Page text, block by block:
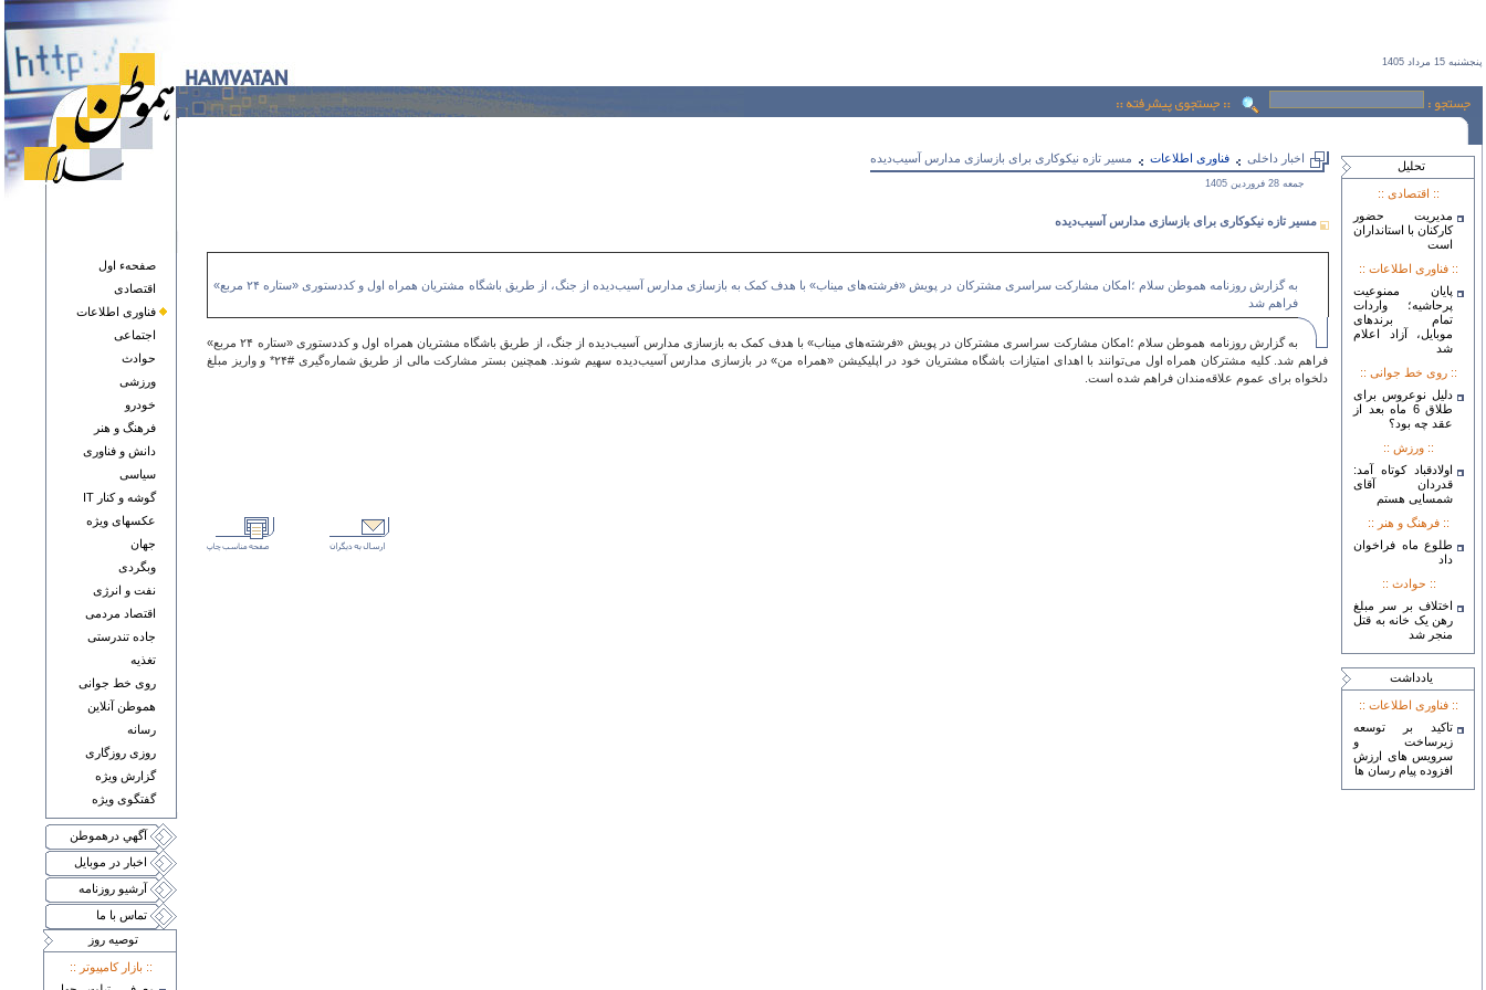
پنجشنبه 15 مرداد 1405
صفحهء اول
اقتصادی
فناوری اطلاعات
اجتماعی
حوادث
ورزشی
خودرو
فرهنگ و هنر
دانش و فناوری
سياسی
گوشه و کنار IT
عکسهای ويژه
جهان
وبگردی
نفت و انرژی
اقتصاد مردمی
جاده تندرستی
تغذيه
روی خط جوانی
هموطن آنلاين
رسانه
روزی روزگاری
گزارش ويژه
گفتگوی ويژه
آگهي درهموطن
اخبار در موبايل
آرشيو روزنامه
تماس با ما
توصيه روز
:: بازار کامپيوتر ::
اخبار داخلی فناوری اطلاعات مسیر تازه نیکوکاری برای بازسازی مدارس آسیب‌دیده
جمعه 28 فروردين 1405
مسیر تازه نیکوکاری برای بازسازی مدارس آسیب‌دیده
به گزارش روزنامه هموطن سلام ؛امکان مشارکت سراسری مشترکان در پویش «فرشته‌های میناب» با هدف کمک به بازسازی مدارس آسیب‌دیده از جنگ، از طریق باشگاه مشتریان همراه اول و کددستوری «ستاره ۲۴ مربع»
فراهم شد
به گزارش روزنامه هموطن سلام ؛امکان مشارکت سراسری مشترکان در پویش «فرشته‌های میناب» با هدف کمک به بازسازی مدارس آسیب‌دیده از جنگ، از طریق باشگاه مشتریان همراه اول و کددستوری «ستاره ۲۴ مربع»
فراهم شد. کلیه مشترکان همراه اول می‌توانند با اهدای امتیازات باشگاه مشتریان خود در اپلیکیشن «همراه من» در بازسازی مدارس آسیب‌دیده سهیم شوند. همچنین بستر مشارکت مالی از طریق شماره‌گیری #۲۴* و واریز مبلغ
دلخواه برای عموم علاقه‌مندان فراهم شده است.
تحليل
:: اقتصادی ::
مدیریت حضور
کارکنان با استانداران
است
:: فناوری اطلاعات ::
پایان ممنوعیت
پرحاشیه؛ واردات
تمام برندهای
موبایل، آزاد اعلام
شد
:: روی خط جوانی ::
دلیل نوعروس برای
طلاق 6 ماه بعد از
عقد چه بود؟
:: ورزش ::
اولادقباد کوتاه آمد:
قدردان آقای
شمسایی هستم
:: فرهنگ و هنر ::
طلوع ماه فراخوان
داد
:: حوادث ::
اختلاف بر سر مبلغ
رهن یک خانه به قتل
منجر شد
يادداشت
:: فناوری اطلاعات ::
تاکید بر توسعه
زیرساخت و
سرویس های ارزش
افزوده پیام رسان ها